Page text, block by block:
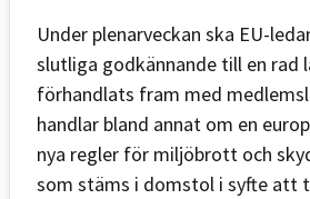
Under plenarveckan ska EU-
slutliga godkännande till en rad
förhandlats fram med
handlar bland annat om en
nya regler för miljöbrott och
som stäms i domstol i syfte att